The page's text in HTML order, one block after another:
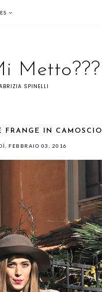
Metto???
SPINELLI
FRANGE IN CAMOSCIO
FEBBRAIO 03, 2016